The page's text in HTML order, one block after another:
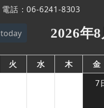
電話：06-6241-8303
today 2026年8
火 水 木 金
7